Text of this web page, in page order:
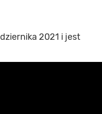
2021 i jest